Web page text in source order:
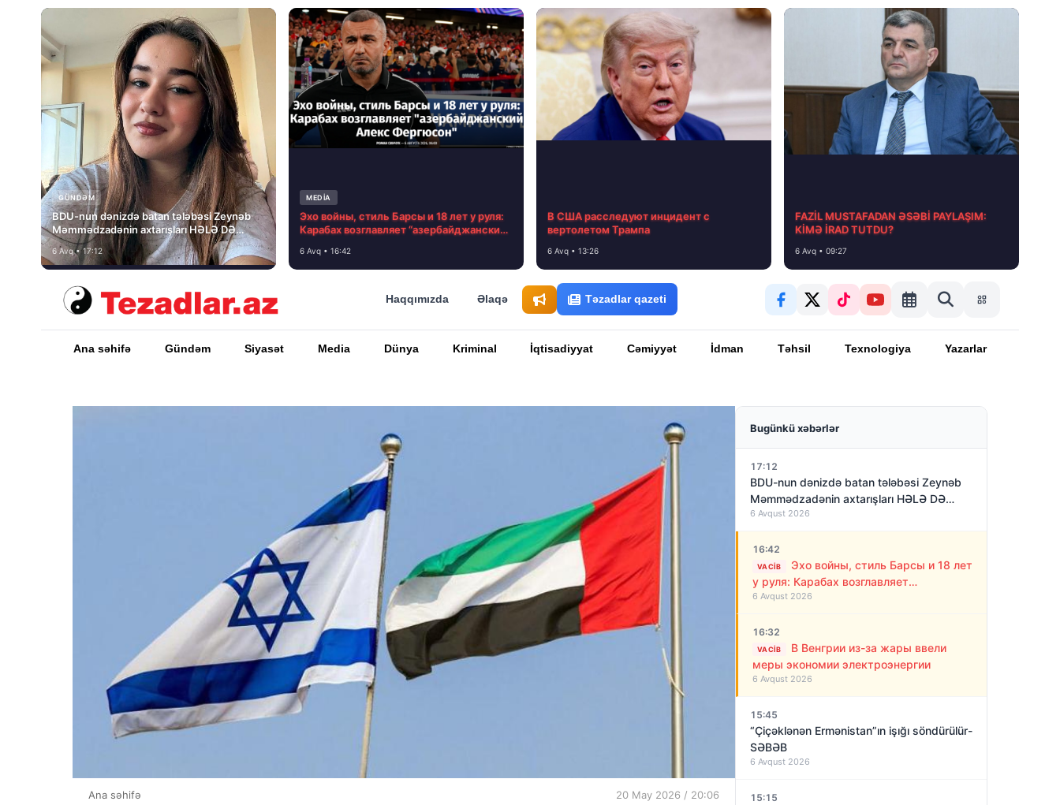
GÜNDƏM
BDU-nun dənizdə batan tələbəsi Zeynəb
Məmmədzadənin axtarışları HƏLƏ DƏ
NƏTİCƏSİZ QALIB!
6 Avq • 17:12
MEDİA
Эхо войны, стиль Барсы и 18 лет у руля:
Карабах возглавляет “азербайджанский
6 Avq • 16:42
В США расследуют инцидент с
вертолетом Трампа
6 Avq • 13:26
FAZİL MUSTAFADAN ƏSƏBİ PAYLAŞIM:
KİMƏ İRAD TUTDU?
6 Avq • 09:27
Haqqımızda Əlaqə Təzadlar qazeti
Ana səhifə Gündəm Siyasət Media Dünya Kriminal İqtisadiyyat Cəmiyyət İdman Təhsil Texnologiya Yazarlar
Ana səhifə 20 May 2026 / 20:06
Bugünkü xəbərlər
17:12
BDU-nun dənizdə batan tələbəsi Zeynəb
Məmmədzadənin axtarışları HƏLƏ DƏ
NƏTİCƏSİZ QALIB!
6 Avqust 2026
16:42
VACIB
Эхо войны, стиль Барсы и 18 лет
у руля: Карабах возглавляет
“азербайджанский Алекс Фергюсон”
6 Avqust 2026
16:32
VACIB
В Венгрии из-за жары ввели
меры экономии электроэнергии
6 Avqust 2026
15:45
“Çiçəklənən Ermənistan”ın işığı söndürülür-
SƏBƏB
6 Avqust 2026
15:15